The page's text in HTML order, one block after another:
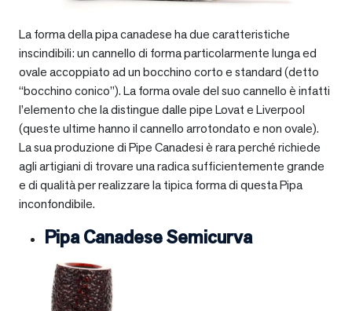
La forma della pipa canadese ha due caratteristiche
inscindibili: un cannello di forma particolarmente lunga ed
ovale accoppiato ad un bocchino corto e standard (detto
“bocchino conico”). La forma ovale del suo cannello è infatti
l’elemento che la distingue dalle pipe Lovat e Liverpool
(queste ultime hanno il cannello arrotondato e non ovale).
La sua produzione di Pipe Canadesi è rara perché richiede
agli artigiani di trovare una radica sufficientemente grande
e di qualità per realizzare la tipica forma di questa Pipa
inconfondibile.
Pipa Canadese Semicurva